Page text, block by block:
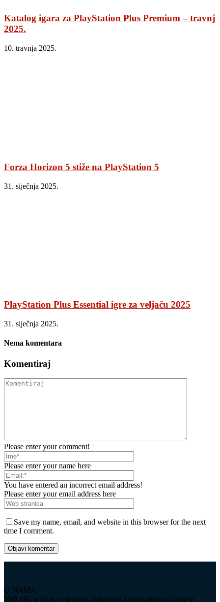
Katalog igara za PlayStation Plus Premium – travnj
2025.
10. travnja 2025.
Forza Horizon 5 stiže na PlayStation 5
31. siječnja 2025.
PlayStation Plus Essential igre za veljaču 2025
31. siječnja 2025.
Nema komentara
Komentiraj
Please enter your comment!
Please enter your name here
You have entered an incorrect email address!
Please enter your email address here
Save my name, email, and website in this browser for the next
time I comment.
O NAMA
Vidi više je blog s vijestima, najavama i recenzijama iz svijeta